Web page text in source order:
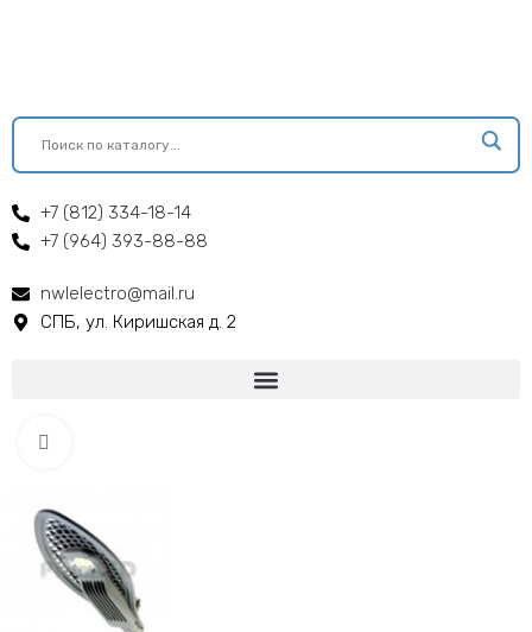
+7 (812) 334-18-14
+7 (964) 393-88-88
nwlelectro@mail.ru
СПБ, ул. Киришская д. 2